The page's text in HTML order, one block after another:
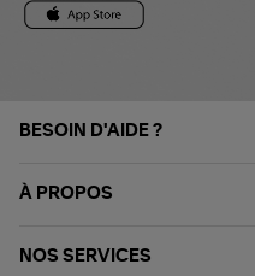
BESOIN D'AIDE ?
À PROPOS
NOS SERVICES